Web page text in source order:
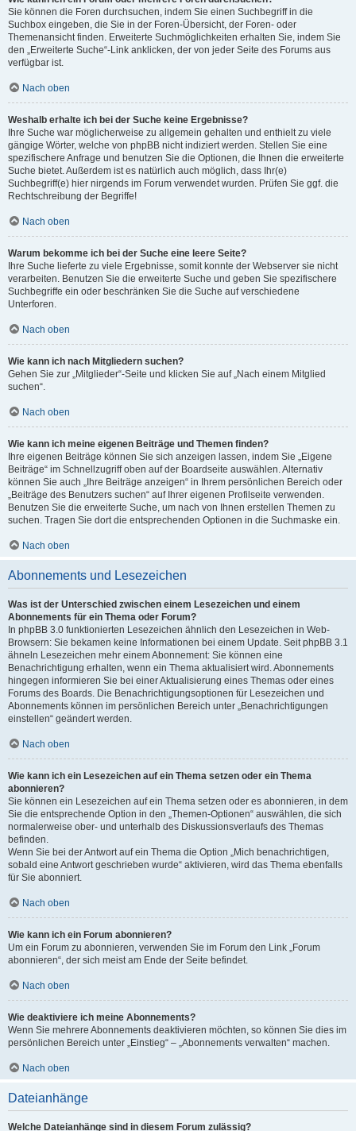
Sie können die Foren durchsuchen, indem Sie einen Suchbegriff in die
Suchbox eingeben, die Sie in der Foren-Übersicht, der Foren- oder
Themenansicht finden. Erweiterte Suchmöglichkeiten erhalten Sie, indem Sie
den „Erweiterte Suche“-Link anklicken, der von jeder Seite des Forums aus
verfügbar ist.
Nach oben
Weshalb erhalte ich bei der Suche keine Ergebnisse?
Ihre Suche war möglicherweise zu allgemein gehalten und enthielt zu viele
gängige Wörter, welche von phpBB nicht indiziert werden. Stellen Sie eine
spezifischere Anfrage und benutzen Sie die Optionen, die Ihnen die erweiterte
Suche bietet. Außerdem ist es natürlich auch möglich, dass Ihr(e)
Suchbegriff(e) hier nirgends im Forum verwendet wurden. Prüfen Sie ggf. die
Rechtschreibung der Begriffe!
Nach oben
Warum bekomme ich bei der Suche eine leere Seite?
Ihre Suche lieferte zu viele Ergebnisse, somit konnte der Webserver sie nicht
verarbeiten. Benutzen Sie die erweiterte Suche und geben Sie spezifischere
Suchbegriffe ein oder beschränken Sie die Suche auf verschiedene
Unterforen.
Nach oben
Wie kann ich nach Mitgliedern suchen?
Gehen Sie zur „Mitglieder“-Seite und klicken Sie auf „Nach einem Mitglied
suchen“.
Nach oben
Wie kann ich meine eigenen Beiträge und Themen finden?
Ihre eigenen Beiträge können Sie sich anzeigen lassen, indem Sie „Eigene
Beiträge“ im Schnellzugriff oben auf der Boardseite auswählen. Alternativ
können Sie auch „Ihre Beiträge anzeigen“ in Ihrem persönlichen Bereich oder
„Beiträge des Benutzers suchen“ auf Ihrer eigenen Profilseite verwenden.
Benutzen Sie die erweiterte Suche, um nach von Ihnen erstellen Themen zu
suchen. Tragen Sie dort die entsprechenden Optionen in die Suchmaske ein.
Nach oben
Abonnements und Lesezeichen
Was ist der Unterschied zwischen einem Lesezeichen und einem
Abonnements für ein Thema oder Forum?
In phpBB 3.0 funktionierten Lesezeichen ähnlich den Lesezeichen in Web-
Browsern: Sie bekamen keine Informationen bei einem Update. Seit phpBB 3.1
ähneln Lesezeichen mehr einem Abonnement: Sie können eine
Benachrichtigung erhalten, wenn ein Thema aktualisiert wird. Abonnements
hingegen informieren Sie bei einer Aktualisierung eines Themas oder eines
Forums des Boards. Die Benachrichtigungsoptionen für Lesezeichen und
Abonnements können im persönlichen Bereich unter „Benachrichtigungen
einstellen“ geändert werden.
Nach oben
Wie kann ich ein Lesezeichen auf ein Thema setzen oder ein Thema
abonnieren?
Sie können ein Lesezeichen auf ein Thema setzen oder es abonnieren, in dem
Sie die entsprechende Option in den „Themen-Optionen“ auswählen, die sich
normalerweise ober- und unterhalb des Diskussionsverlaufs des Themas
befinden.
Wenn Sie bei der Antwort auf ein Thema die Option „Mich benachrichtigen,
sobald eine Antwort geschrieben wurde“ aktivieren, wird das Thema ebenfalls
für Sie abonniert.
Nach oben
Wie kann ich ein Forum abonnieren?
Um ein Forum zu abonnieren, verwenden Sie im Forum den Link „Forum
abonnieren“, der sich meist am Ende der Seite befindet.
Nach oben
Wie deaktiviere ich meine Abonnements?
Wenn Sie mehrere Abonnements deaktivieren möchten, so können Sie dies im
persönlichen Bereich unter „Einstieg“ – „Abonnements verwalten“ machen.
Nach oben
Dateianhänge
Welche Dateianhänge sind in diesem Forum zulässig?